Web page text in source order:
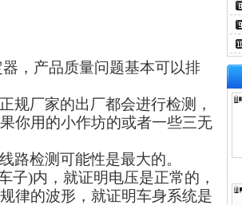
，产品质量问题基本可以排
规厂家的出厂都会进行检测，
你用的小作坊的或者一些三无
路检测可能性是最大的。
子)内，就证明电压是正常的，
律的波形，就证明车身系统是